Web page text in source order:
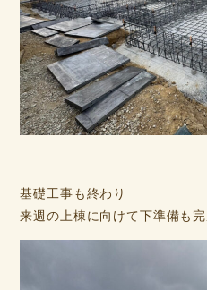
基礎工事も終わり
来週の上棟に向けて下準備も